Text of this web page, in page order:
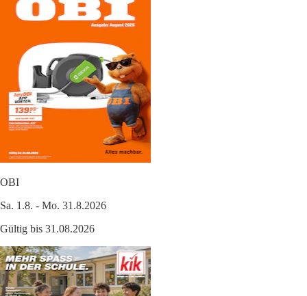
OBI
Sa. 1.8. - Mo. 31.8.2026
Gültig bis 31.08.2026